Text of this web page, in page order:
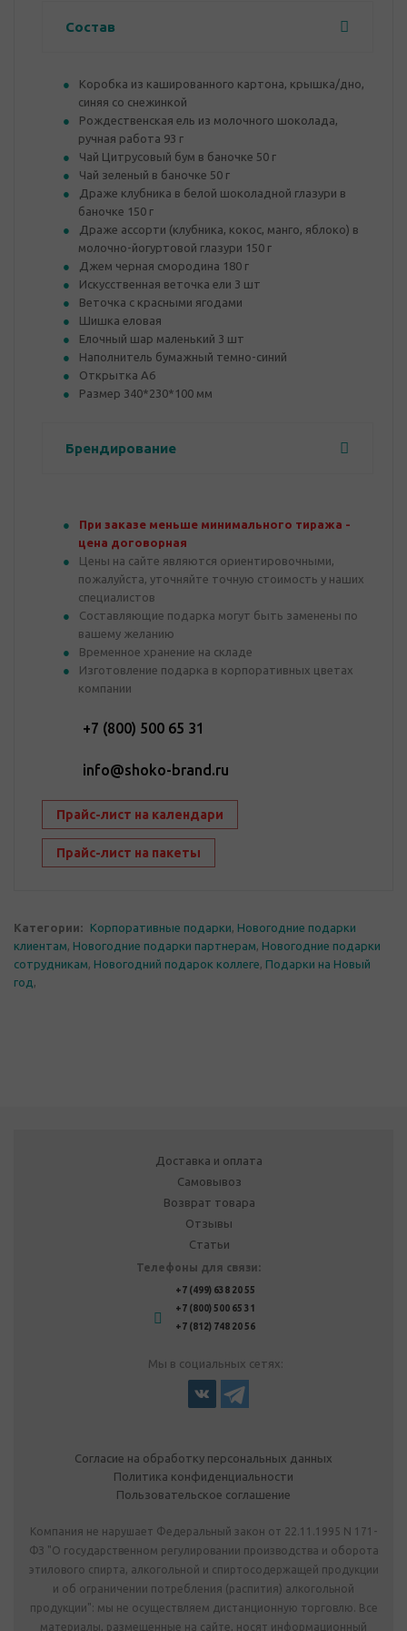
Состав
Коробка из кашированного картона, крышка/дно,
синяя со снежинкой
Рождественская ель из молочного шоколада,
ручная работа 93 г
Чай Цитрусовый бум в баночке 50 г
Чай зеленый в баночке 50 г
Драже клубника в белой шоколадной глазури в
баночке 150 г
Драже ассорти (клубника, кокос, манго, яблоко) в
молочно-йогуртовой глазури 150 г
Джем черная смородина 180 г
Искусственная веточка ели 3 шт
Веточка с красными ягодами
Шишка еловая
Елочный шар маленький 3 шт
Наполнитель бумажный темно-синий
Открытка А6
Размер 340*230*100 мм
Брендирование
При заказе меньше минимального тиража -
цена договорная
Цены на сайте являются ориентировочными,
пожалуйста, уточняйте точную стоимость у наших
специалистов
Составляющие подарка могут быть заменены по
вашему желанию
Временное хранение на складе
Изготовление подарка в корпоративных цветах
компании
+7 (800) 500 65 31
info@shoko-brand.ru
Прайс-лист на календари
Прайс-лист на пакеты
Категории: Корпоративные подарки, Новогодние подарки
клиентам, Новогодние подарки партнерам, Новогодние подарки
сотрудникам, Новогодний подарок коллеге, Подарки на Новый
год ,
Доставка и оплата
Самовывоз
Возврат товара
Отзывы
Статьи
Телефоны для связи:
+7 (499) 638 20 55
+7 (800) 500 65 31
+7 (812) 748 20 56
Мы в социальных сетях:
Согласие на обработку персональных данных
Политика конфиденциальности
Пользовательское соглашение
Компания не нарушает Федеральный закон от 22.11.1995 N 171-
ФЗ "О государственном регулировании производства и оборота
этилового спирта, алкогольной и спиртосодержащей продукции
и об ограничении потребления (распития) алкогольной
продукции": мы не осуществляем дистанционную торговлю. Все
материалы, размещенные на сайте, носят информационный